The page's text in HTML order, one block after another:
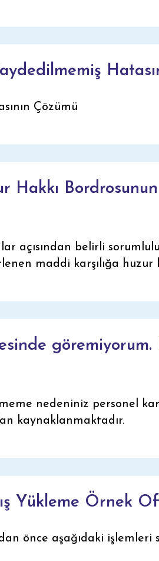
Çözümü
Hakkı Bordrosunun
açısından belirli
maddi karşılığa huzur
göremiyorum.
nedeniniz personel
kaynaklanmaktadır.
Yükleme Örnek
önce aşağıdaki işlemleri